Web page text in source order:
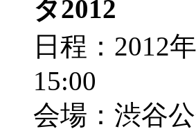
タ2012
日程：
15:00
会場：渋谷